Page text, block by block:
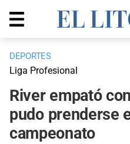
DEPORTES
Liga Profesional
River empató
pudo prenderse
campeonato